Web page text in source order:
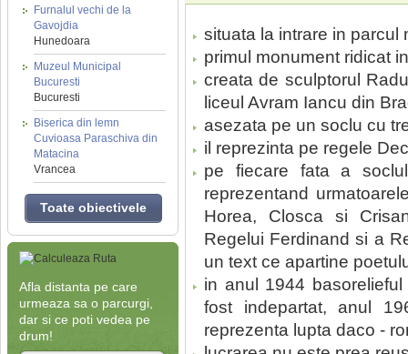
Furnalul vechi de la
Gavojdia
Hunedoara
Muzeul Municipal
Bucuresti
Bucuresti
Biserica din lemn
Cuvioasa Paraschiva din
Matacina
Vrancea
Toate obiectivele
Afla distanta pe care
urmeaza sa o parcurgi,
dar si ce poti vedea pe
drum!
situata la intrare in parcul
primul monument ridicat
creata de sculptorul
liceul Avram Iancu din
asezata pe un soclu cu
il reprezinta pe regele
pe fiecare fata a
reprezentand
Horea, Closca si
Regelui Ferdinand si a
un text ce apartine
in anul 1944
fost indepartat, anul
reprezenta lupta daco -